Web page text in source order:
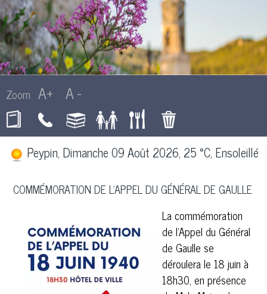
Peypin, Dimanche 09 Août 2026, 25 °C, Ensoleillé
COMMÉMORATION DE L'APPEL DU GÉNÉRAL DE GAULLE
La commémoration
de l'Appel du Général
de Gaulle se
déroulera le 18 juin à
18h30, en présence